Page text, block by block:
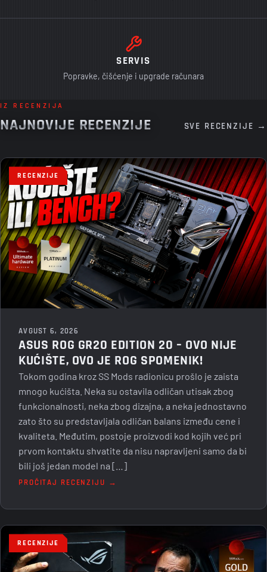
SERVIS
Popravke, čišćenje i upgrade računara
IZ RECENZIJA
NAJNOVIJE RECENZIJE SVE RECENZIJE →
RECENZIJE
AVGUST 6, 2026
ASUS ROG GR20 EDITION 20 – OVO NIJE
KUĆIŠTE, OVO JE ROG SPOMENIK!
Tokom godina kroz SS Mods radionicu prošlo je zaista
mnogo kućišta. Neka su ostavila odličan utisak zbog
funkcionalnosti, neka zbog dizajna, a neka jednostavno
zato što su predstavljala odličan balans između cene i
kvaliteta. Međutim, postoje proizvodi kod kojih već pri
prvom kontaktu shvatite da nisu napravljeni samo da bi
bili još jedan model na […]
PROČITAJ RECENZIJU →
RECENZIJE